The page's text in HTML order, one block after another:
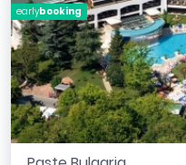
earlybooking